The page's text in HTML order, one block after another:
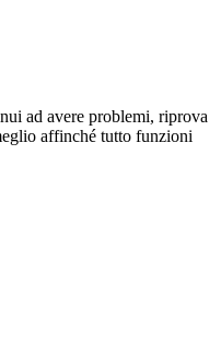
ad avere problemi, riprova
affinché tutto funzioni